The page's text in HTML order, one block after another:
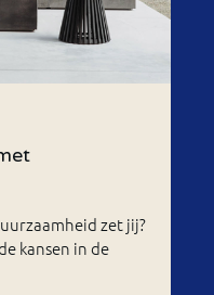
zet jij?
kansen in de